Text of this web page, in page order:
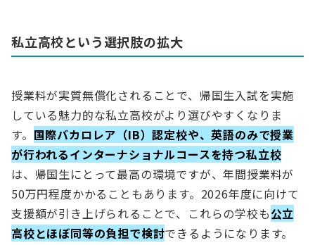
私立高校という選択肢の拡大
授業料が実質無償化されることで、帰国生入試を実施
している魅力的な私立高校がより選びやすくなりま
す。 国際バカロレア（IB）認定校や、英語のみで授業
が行われるインターナショナルコースを持つ私立校
は、帰国生にとって最高の環境ですが、年間授業料が
50万円程度かかることもあります。2026年度に向けて
支援額が引き上げられることで、これらの学校も公立
高校とほぼ同等の負担で検討できるようになります。